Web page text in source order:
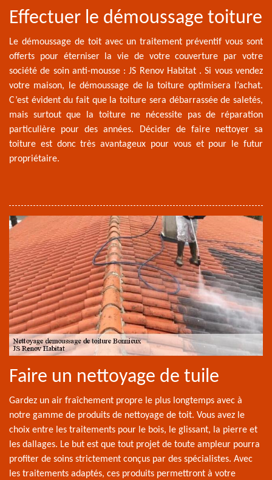
Effectuer le démoussage toiture
Le démoussage de toit avec un traitement préventif vous sont
offerts pour éterniser la vie de votre couverture par votre
société de soin anti-mousse : JS Renov Habitat . Si vous vendez
votre maison, le démoussage de la toiture optimisera l’achat.
C’est évident du fait que la toiture sera débarrassée de saletés,
mais surtout que la toiture ne nécessite pas de réparation
particulière pour des années. Décider de faire nettoyer sa
toiture est donc très avantageux pour vous et pour le futur
propriétaire.
Faire un nettoyage de tuile
Gardez un air fraîchement propre le plus longtemps avec à
notre gamme de produits de nettoyage de toit. Vous avez le
choix entre les traitements pour le bois, le glissant, la pierre et
les dallages. Le but est que tout projet de toute ampleur pourra
profiter de soins strictement conçus par des spécialistes. Avec
les traitements adaptés, ces produits permettront à votre